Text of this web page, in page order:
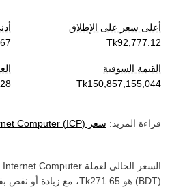
أعلى سعر على الإطلاق
القيمة السوقية
قراءة المزيد: سعر Computer (ICP)
السعر الحالي لعملة ‏ Internet Computer
(‏
BDT) هو ‏ ، مع زيادة أو نقص